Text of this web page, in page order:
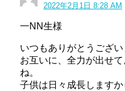
2022年2月1日 8:28 AM
一NN生様
いつもありがとうござい
お互いに、全力が出せ
ね。
子供は日々成長します